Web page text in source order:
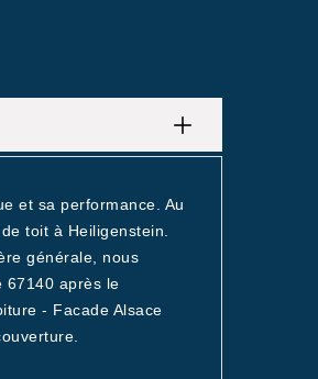
et sa performance. Au
toit à Heiligenstein.
générale, nous
67140 après le
- Facade Alsace